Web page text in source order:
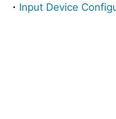
・ Input Device